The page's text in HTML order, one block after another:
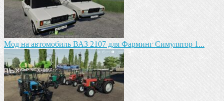
Мод на автомобиль ВАЗ 2107 для Фарминг Симулятор 1...